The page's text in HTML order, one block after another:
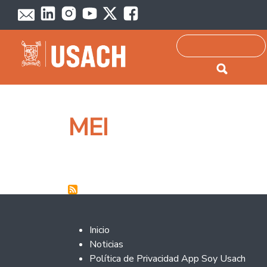
Passar para o conteúdo principal
Pesquisar
MEI
Footer 2
Inicio
Noticias
Política de Privacidad App Soy Usach